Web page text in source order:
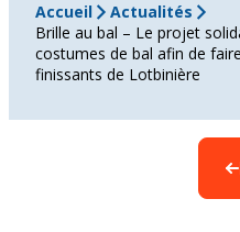
Accueil
Actualités
Brille au bal – Le projet
costumes de bal afin de
finissants de Lotbinière